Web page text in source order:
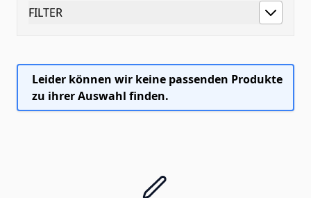
FILTER
Leider können wir keine passenden Produkte
zu ihrer Auswahl finden.